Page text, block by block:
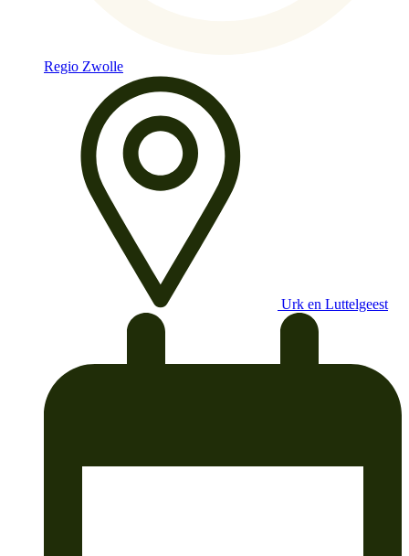
Regio Zwolle
Urk en Luttelgeest